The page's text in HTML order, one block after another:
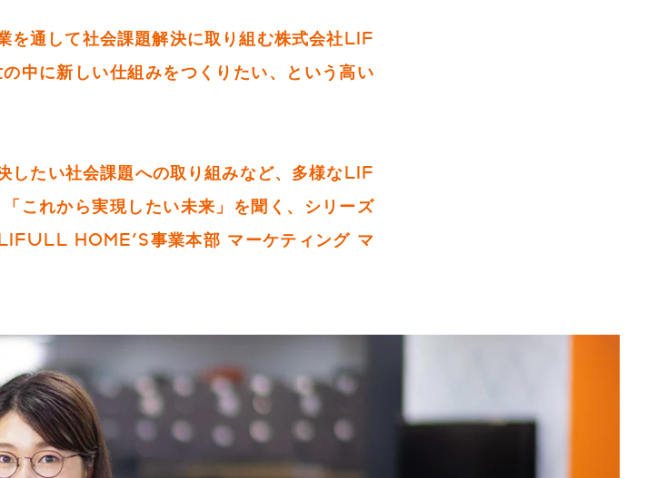
を通して社会課題解決に取り組む株式会社LIF
中に新しい仕組みをつくりたい、という高い
たい社会課題への取り組みなど、多様なLIF
これから実現したい未来」を聞く、シリーズ
HOME'S事業本部 マーケティング マ